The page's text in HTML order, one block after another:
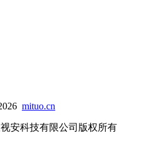
mituo.cn
安科技有限公司版权所有